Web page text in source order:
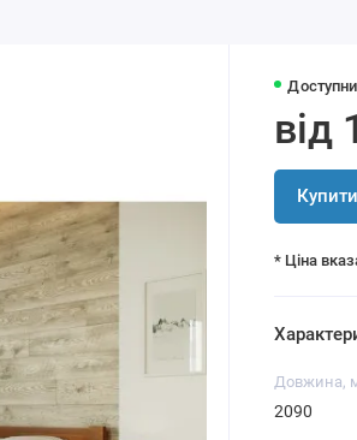
від
Купити
* Ціна
Довжина,
2090